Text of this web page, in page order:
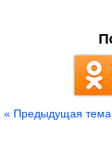
« Предыдущая тема